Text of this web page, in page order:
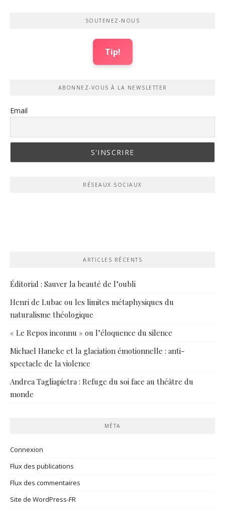
SOUTENEZ-NOUS
Tip!
ABONNEZ-VOUS À LA NEWSLETTER
Email
RÉSEAUX SOCIAUX
ARTICLES RÉCENTS
Éditorial : Sauver la beauté de l’oubli
Henri de Lubac ou les limites métaphysiques du
naturalisme théologique
« Le Repos inconnu » ou l’éloquence du silence
Michael Haneke et la glaciation émotionnelle : anti-
spectacle de la violence
Andrea Tagliapietra : Refuge du soi face au théâtre du
monde
MÉTA
Connexion
Flux des publications
Flux des commentaires
Site de WordPress-FR